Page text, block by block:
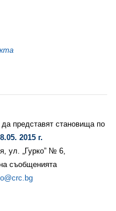
представят становища по
.05. 2015 г.
ул. „Гурко” № 6,
съобщенията